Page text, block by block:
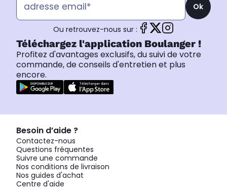
Ok
Ou retrouvez-nous sur :
Téléchargez l'application Boulanger !
Profitez d'avantages exclusifs, du suivi de votre
commande, de conseils d'entretien et plus
encore.
Besoin d’aide ?
Contactez-nous
Questions fréquentes
Suivre une commande
Nos conditions de livraison
Nos guides d'achat
Centre d'aide